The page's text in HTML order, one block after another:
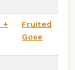
+
Fruited
Gose